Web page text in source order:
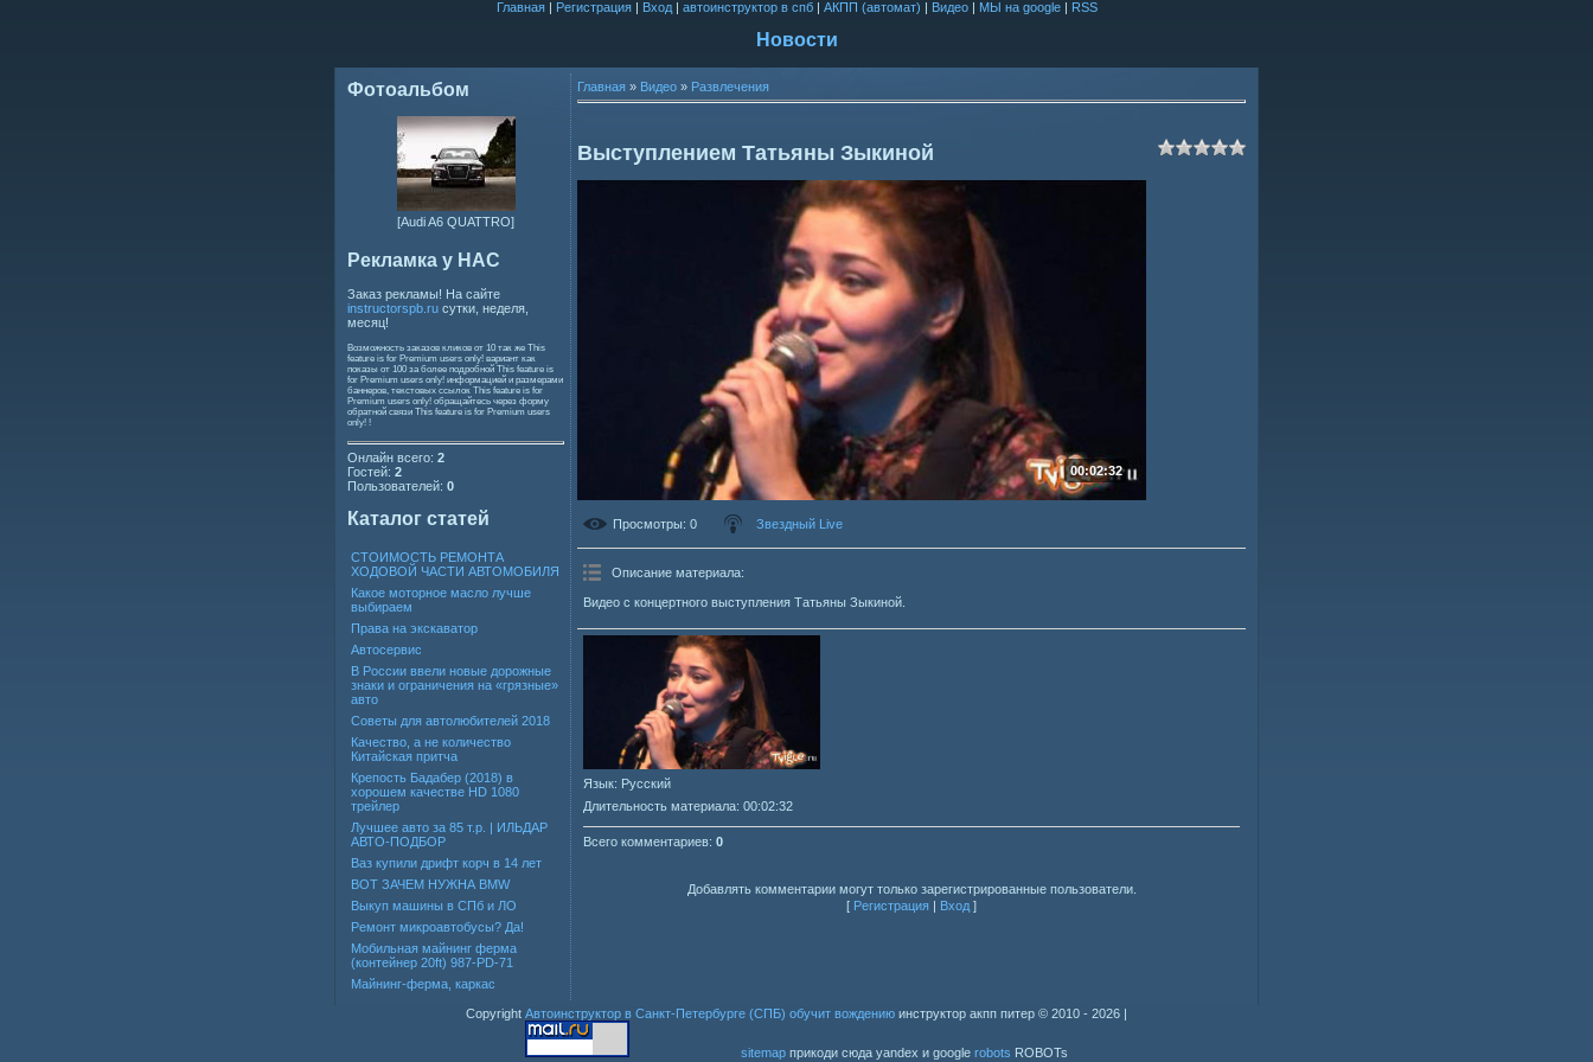
Главная| Регистрация| Вход| автоинструктор в спб| АКПП (автомат) | Видео| МЫ на google| RSS
Новости
Фотоальбом
[Audi A6 QUATTRO]
Рекламка у НАС
Заказ рекламы! На сайте
instructorspb.ru сутки, неделя,
месяц!
Возможность заказов кликов от 10 так же This
feature is for Premium users only! вариант как
показы от 100 за более подробной This feature is
for Premium users only! информацией и размерами
баннеров, текстовых ссылок This feature is for
Premium users only! обращайтесь через форму
обратной связи This feature is for Premium users
only! !
Онлайн всего: 2
Гостей: 2
Пользователей: 0
Каталог статей
СТОИМОСТЬ РЕМОНТА
ХОДОВОЙ ЧАСТИ АВТОМОБИЛЯ
Какое моторное масло лучше
выбираем
Права на экскаватор
Автосервис
В России ввели новые дорожные
знаки и ограничения на «грязные»
авто
Советы для автолюбителей 2018
Качество, а не количество
Китайская притча
Крепость Бадабер (2018) в
хорошем качестве HD 1080
трейлер
Лучшее авто за 85 т.р. | ИЛЬДАР
АВТО-ПОДБОР
Ваз купили дрифт корч в 14 лет
ВОТ ЗАЧЕМ НУЖНА BMW
Выкуп машины в СПб и ЛО
Ремонт микроавтобусы? Да!
Мобильная майнинг ферма
(контейнер 20ft) 987-PD-71
Майнинг-ферма, каркас
Главная » Видео » Развлечения
Выступлением Татьяны Зыкиной
00:02:32
Просмотры: 0 Звездный Live
Описание материала:
Видео с концертного выступления Татьяны Зыкиной.
Язык: Русский
Длительность материала: 00:02:32
Всего комментариев: 0
Добавлять комментарии могут только зарегистрированные пользователи.
[ Регистрация | Вход ]
Copyright Автоинструктор в Санкт-Петербурге (СПБ) обучит вождению инструктор акпп питер © 2010 - 2026 |
sitemap прикоди сюда yandex и google robots ROBOTs